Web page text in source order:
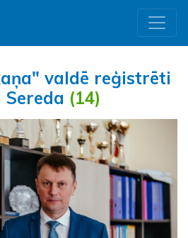
valdē reģistrēti
(14)